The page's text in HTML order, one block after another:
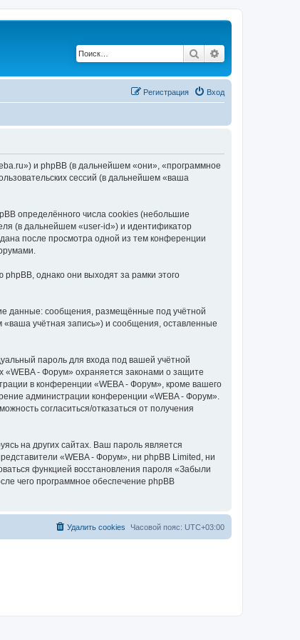
Поиск
Вход
Регистрация
и phpBB (в дальнейшем «они», «программное
сессий (в дальнейшем «ваша
определённого числа cookies (небольшие
(в дальнейшем «user-id») и идентификатор
после просмотра одной из тем конференции
однако они выходят за рамки этого
данные: сообщения, размещённые под учётной
учётная запись») и сообщения, оставленные
пароль для входа под вашей учётной
- Форум» охраняется законами о защите
в конференции «WEBA - Форум», кроме вашего
администрации конференции «WEBA - Форум».
согласиться/отказаться от получения
на других сайтах. Ваш пароль является
«WEBA - Форум», ни phpBB Limited, ни
функцией восстановления пароля «Забыли
чего программное обеспечение phpBB
Часовой пояс: UTC+03:00
Удалить cookies